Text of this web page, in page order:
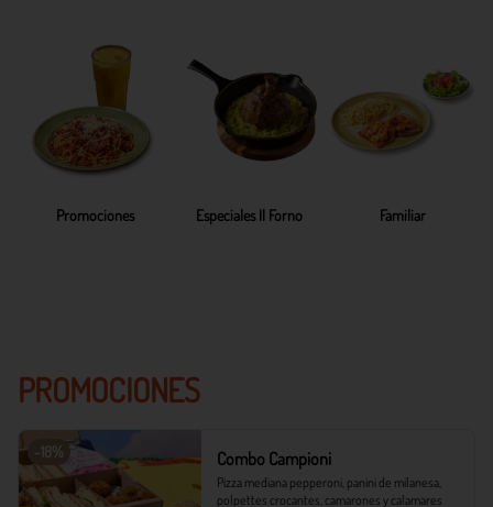
Promociones Especiales Il Forno Familiar
PROMOCIONES
-18% Combo Campioni
Pizza mediana pepperoni, panini de milanesa,
polpettes crocantes, camarones y calamares